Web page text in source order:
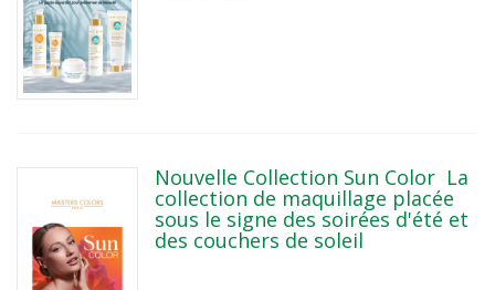
Nouvelle Collection Sun Color La
collection de maquillage placée
sous le signe des soirées d'été et
des couchers de soleil